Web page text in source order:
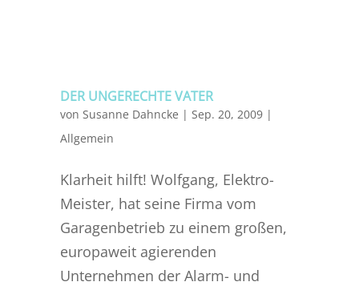
DER UNGERECHTE VATER
von Susanne Dahncke | Sep. 20, 2009|
Allgemein
Klarheit hilft! Wolfgang, Elektro-
Meister, hat seine Firma vom
Garagenbetrieb zu einem großen,
europaweit agierenden
Unternehmen der Alarm- und